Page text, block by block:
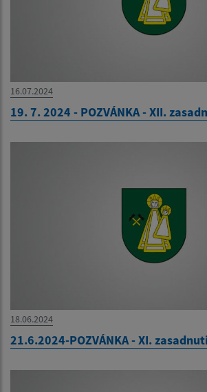
16.07.2024
19. 7. 2024 - POZVÁNKA - XII.
18.06.2024
21.6.2024-POZVÁNKA - XI.